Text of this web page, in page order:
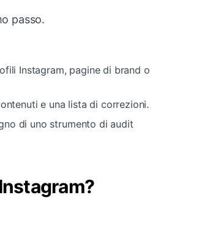
passo.
Instagram, pagine di brand o
e una lista di correzioni.
di uno strumento di audit